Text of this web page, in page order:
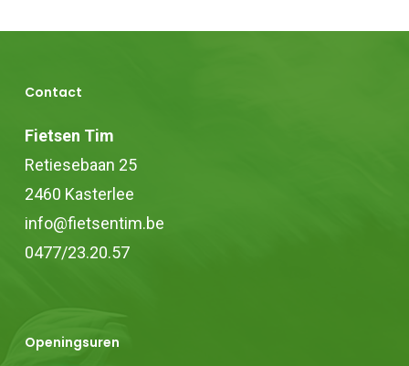
gekozen
worden
op
de
productpagina
Contact
Fietsen Tim
Retiesebaan 25
2460 Kasterlee
info@fietsentim.be
0477/23.20.57
Openingsuren